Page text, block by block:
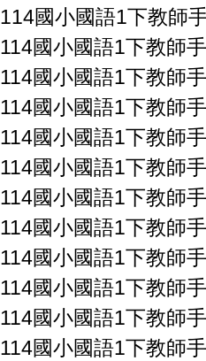
114國小國語1下教師
114國小國語1下教師
114國小國語1下教師
114國小國語1下教師
114國小國語1下教師
114國小國語1下教師
114國小國語1下教師
114國小國語1下教師
114國小國語1下教師
114國小國語1下教師
114國小國語1下教師
114國小國語1下教師